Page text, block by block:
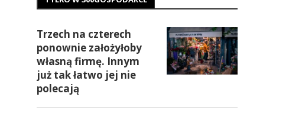
Trzech na czterech
ponownie założyłoby
własną firmę. Innym
już tak łatwo jej nie
polecają